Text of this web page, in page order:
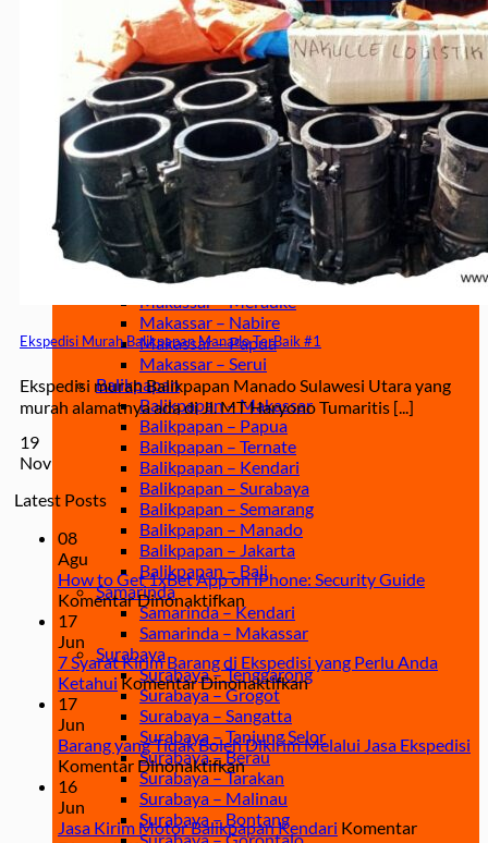
Makassar – Balikpapan
Makassar – Samarinda
Makassar – Ambon
Makassar – Halmahera Tengah
Makassar – Manado
Makassar – Ternate
Makassar – Biak
Makassar – Timika
Makassar – Fakfak
Makassar – Tual
Makassar – Jayapura
Makassar – Kaimana
Makassar – Sorong
Makassar – Manokwari
Makassar – Merauke
Makassar – Nabire
Makassar – Papua
Makassar – Serui
Balikpapan
Balikpapan – Makassar
Balikpapan – Papua
Balikpapan – Ternate
Balikpapan – Kendari
Balikpapan – Surabaya
Balikpapan – Semarang
Balikpapan – Manado
Balikpapan – Jakarta
Balikpapan – Bali
Samarinda
Samarinda – Kendari
Samarinda – Makassar
Surabaya
Surabaya – Tenggarong
Surabaya – Grogot
Surabaya – Sangatta
Surabaya – Tanjung Selor
Surabaya – Berau
Surabaya – Tarakan
Surabaya – Malinau
Surabaya – Bontang
Ekspedisi Murah Balikpapan Manado TerBaik #1
Ekspedisi murah Balikpapan Manado Sulawesi Utara yang
murah alamatnya ada di Jl. MT Haryono Tumaritis [...]
19
Nov
Latest Posts
08
Agu
How to Get 1xBet App on iPhone: Security Guide
Komentar Dinonaktifkan
How
to
Get
1xBet
App
on
iPhone:
Security
Guide
17
Jun
7 Syarat Kirim Barang di Ekspedisi yang Perlu Anda
Ketahui Komentar Dinonaktifkanpada
Kirim
yang
17
Jun
Barang yang Tidak Boleh Dikirim Melalui Jasa Ekspedisi
Komentar Dinonaktifkanpada
Barang
yang
Tidak
16
Jun
Jasa Kirim Motor Balikpapan Kendari Komentar